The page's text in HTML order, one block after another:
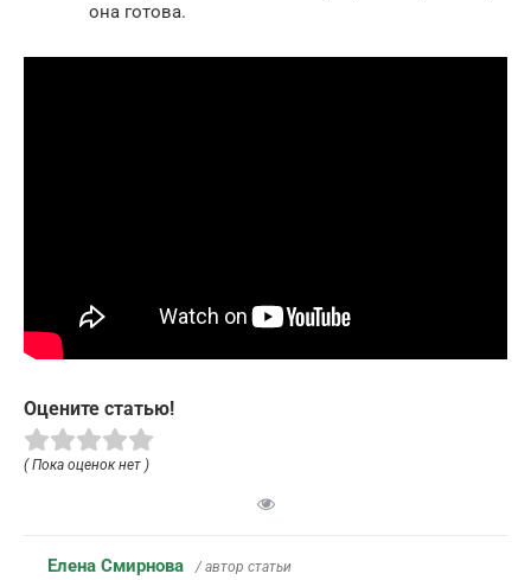
она готова.
Оцените статью!
( Пока оценок нет )
Елена Смирнова / автор статьи